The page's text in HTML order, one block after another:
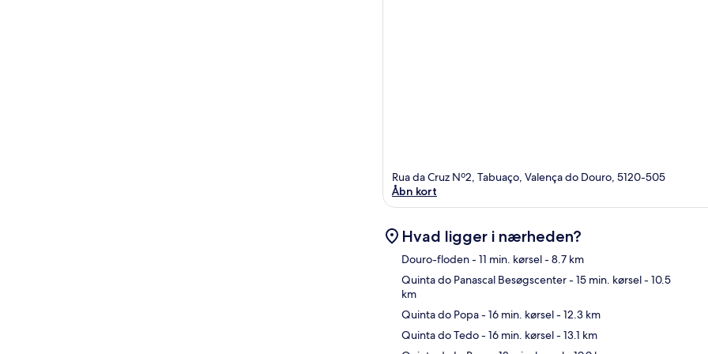
Rua da Cruz Nº2, Tabuaço, Valença do Douro, 5120-505
Åbn kort
Hvad ligger i nærheden?
Douro-floden- 11 min. kørsel- 8.7 km
Quinta do Panascal Besøgscenter- 15 min. kørsel- 10.5
km
Quinta do Popa- 16 min. kørsel- 12.3 km
Quinta do Tedo- 16 min. kørsel- 13.1 km